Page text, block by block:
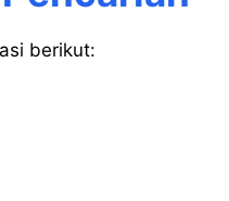
berikut: